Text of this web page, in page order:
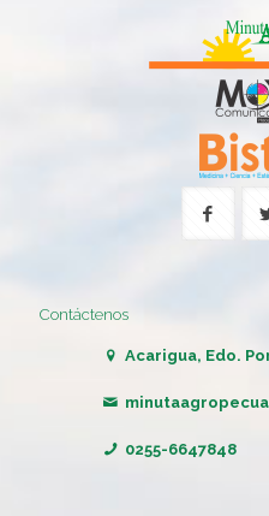
Contáctenos
Acarigua, Edo.
0255-6647848